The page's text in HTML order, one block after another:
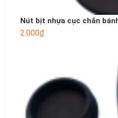
Nút bịt nhựa cục chắn
2.000₫